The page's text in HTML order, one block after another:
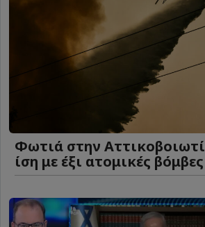
Φωτιά στην
ίση με έξι ατομικές βόμβες